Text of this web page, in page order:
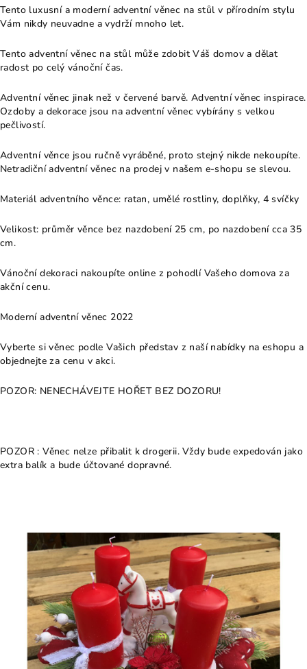
Tento luxusní a moderní adventní věnec na stůl v přírodním stylu
Vám nikdy neuvadne a vydrží mnoho let.
Tento adventní věnec na stůl může zdobit Váš domov a dělat
radost po celý vánoční čas.
Adventní věnec jinak než v červené barvě. Adventní věnec inspirace.
Ozdoby a dekorace jsou na adventní věnec vybírány s velkou
pečlivostí.
Adventní věnce jsou ručně vyráběné, proto stejný nikde nekoupíte.
Netradiční adventní věnec na prodej v našem e-shopu se slevou.
Materiál adventního věnce: ratan, umělé rostliny, doplňky, 4 svíčky
Velikost: průměr věnce bez nazdobení 25 cm, po nazdobení cca 35
cm.
Vánoční dekoraci nakoupíte online z pohodlí Vašeho domova za
akční cenu.
Moderní adventní věnec 2022
Vyberte si věnec podle Vašich představ z naší nabídky na eshopu a
objednejte za cenu v akci.
POZOR: NENECHÁVEJTE HOŘET BEZ DOZORU!
POZOR : Věnec nelze přibalit k drogerii. Vždy bude expedován jako
extra balík a bude účtované dopravné.